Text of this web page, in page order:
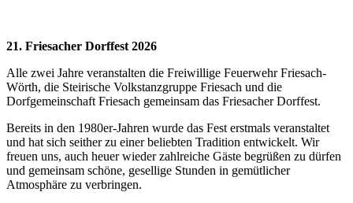
21. Friesacher Dorffest 2026
Alle zwei Jahre veranstalten die Freiwillige Feuerwehr Friesach-
Wörth, die Steirische Volkstanzgruppe Friesach und die
Dorfgemeinschaft Friesach gemeinsam das Friesacher Dorffest.
Bereits in den 1980er-Jahren wurde das Fest erstmals veranstaltet
und hat sich seither zu einer beliebten Tradition entwickelt. Wir
freuen uns, auch heuer wieder zahlreiche Gäste begrüßen zu dürfen
und gemeinsam schöne, gesellige Stunden in gemütlicher
Atmosphäre zu verbringen.